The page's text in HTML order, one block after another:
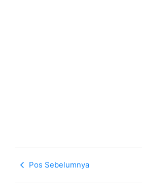
Pos Sebelumnya